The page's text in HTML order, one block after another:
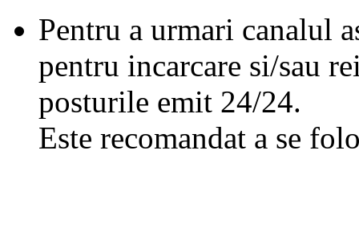
Pentru a urmari canalul
pentru incarcare si/sau
posturile emit 24/24.
Este recomandat a se